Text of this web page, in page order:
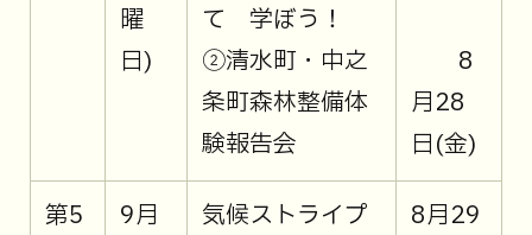
曜
日)
て 学ぼう！
②清水町・中之
条町森林整備体
験報告会
8
月28
日(金)
第5
9月
気候ストライプ
8月29